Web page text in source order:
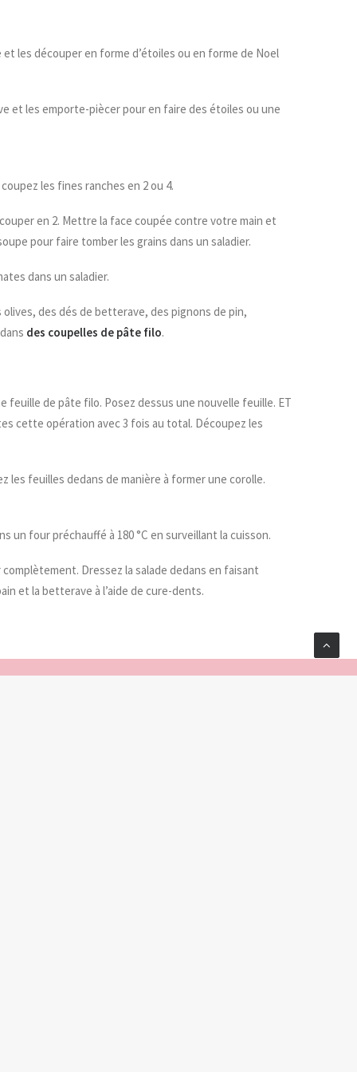
les découper en forme d’étoiles ou en forme de Noel
et les emporte-piècer pour en faire des étoiles ou une
les fines ranches en 2 ou 4.
en 2. Mettre la face coupée contre votre main et
pour faire tomber les grains dans un saladier.
dans un saladier.
des dés de betterave, des pignons de pin,
des coupelles de pâte filo.
feuille de pâte filo. Posez dessus une nouvelle feuille. ET
cette opération avec 3 fois au total. Découpez les
les feuilles dedans de manière à former une corolle.
un four préchauffé à 180 °C en surveillant la cuisson.
Dressez la salade dedans en faisant
et la betterave à l’aide de cure-dents.